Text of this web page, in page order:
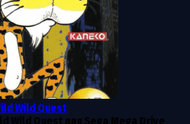
Wild Quest
Wild Quest для Sega Mega Drive